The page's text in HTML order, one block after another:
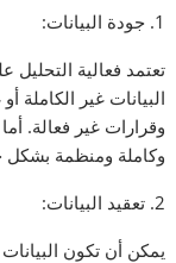
1. جودة البيانات:
تعتمد فعالية
البيانات غير الكاملة
وقرارات غير فعالة.
وكاملة ومنظمة بشكل
2. تعقيد البيانات:
يمكن أن تكون